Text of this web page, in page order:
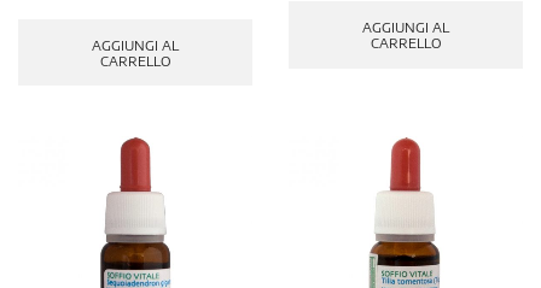
AGGIUNGI AL
CARRELLO
AGGIUNGI AL
CARRELLO